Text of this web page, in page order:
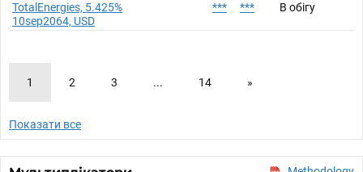
TotalEnergies, 5.425%
10sep2064, USD
*** *** В обігу
1 2 3 ... 14 »
Показати все